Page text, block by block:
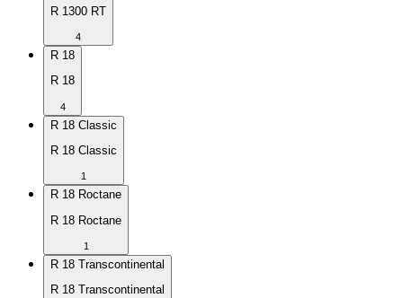
R 1300 RT
4
R 18
R 18
4
R 18 Classic
R 18 Classic
1
R 18 Roctane
R 18 Roctane
1
R 18 Transcontinental
R 18 Transcontinental